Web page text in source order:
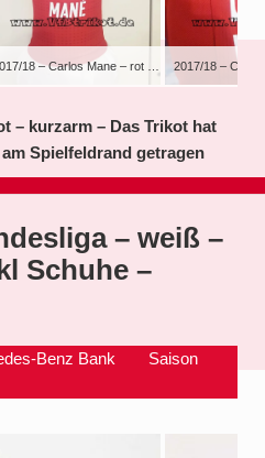
– kurzarm – Das Trikot hat
Spielfeldrand getragen
– weiß –
Schuhe –
Benz Bank
Saison